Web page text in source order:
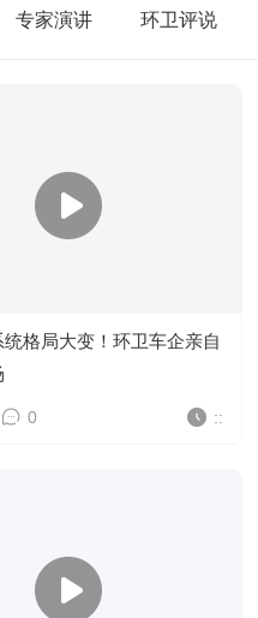
专家演讲 环卫评说
统格局大变！环卫车企亲自
0 ::